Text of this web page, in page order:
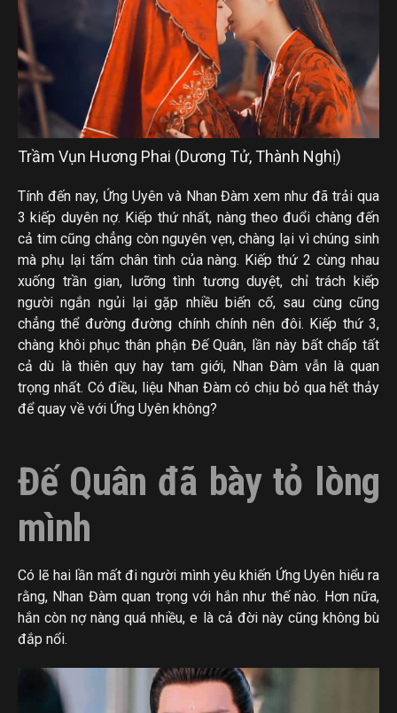
Trầm Vụn Hương Phai (Dương Tử, Thành Nghị)
Tính đến nay, Ứng Uyên và Nhan Đàm xem như đã trải qua
3 kiếp duyên nợ. Kiếp thứ nhất, nàng theo đuổi chàng đến
cả tim cũng chẳng còn nguyên vẹn, chàng lại vì chúng sinh
mà phụ lại tấm chân tình của nàng. Kiếp thứ 2 cùng nhau
xuống trần gian, lưỡng tình tương duyệt, chỉ trách kiếp
người ngắn ngủi lại gặp nhiều biến cố, sau cùng cũng
chẳng thể đường đường chính chính nên đôi. Kiếp thứ 3,
chàng khôi phục thân phận Đế Quân, lần này bất chấp tất
cả dù là thiên quy hay tam giới, Nhan Đàm vẫn là quan
trọng nhất. Có điều, liệu Nhan Đàm có chịu bỏ qua hết thảy
để quay về với Ứng Uyên không?
Đế Quân đã bày tỏ lòng
mình
Có lẽ hai lần mất đi người mình yêu khiến Ứng Uyên hiểu ra
rằng, Nhan Đàm quan trọng với hắn như thế nào. Hơn nữa,
hắn còn nợ nàng quá nhiều, e là cả đời này cũng không bù
đắp nổi.